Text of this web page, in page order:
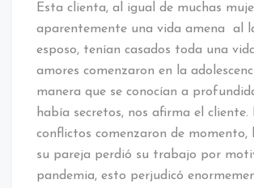
Esta clienta, al igual de muchas
aparentemente una vida amena al
esposo, tenían casados toda una
amores comenzaron en la
manera que se conocían a
había secretos, nos afirma el cliente.
conflictos comenzaron de momento,
su pareja perdió su trabajo por
pandemia, esto perjudicó